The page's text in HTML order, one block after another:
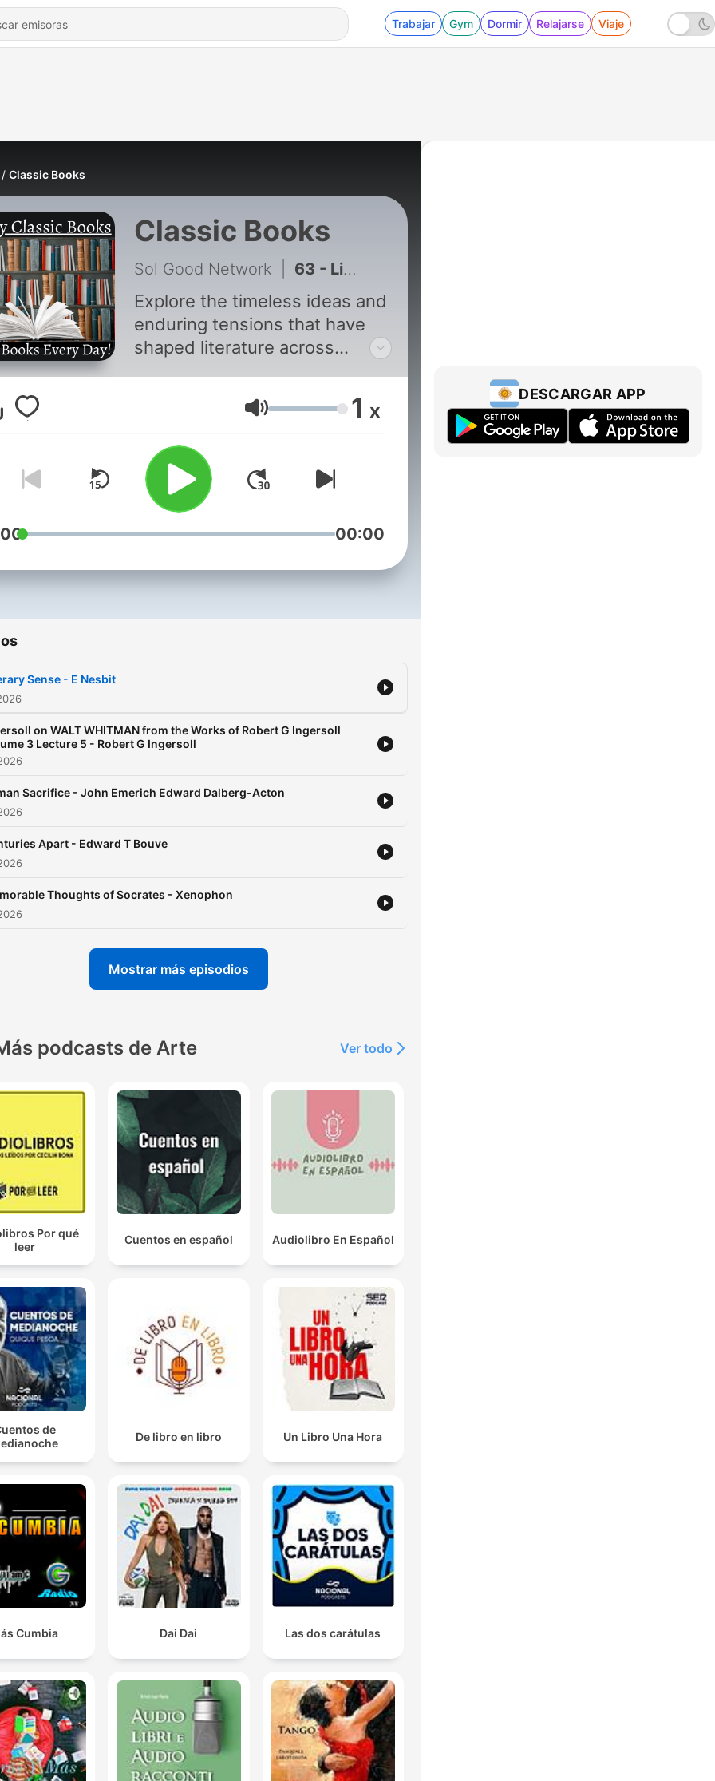
Trabajar Gym Dormir Relajarse Viaje
Classic Books
Classic Books
Sol Good Network 63 - Literary Sense - E Nesbit
Explore the timeless ideas and
enduring tensions that have
shaped literature across
into the realm of classic books,
where themes like human
norms are examined with
depth and nuance. Each week,
a new full-length audiobook
takes center stage, offering
from a different era or literary
selection of works that span
enriching experience for those
thought-provoking escape.
weekly, there's always
Volumen 1 x
00:00
Sense - E Nesbit
on WALT WHITMAN from the Works of Robert G Ingersoll
3 Lecture 5 - Robert G Ingersoll
Sacrifice - John Emerich Edward Dalberg-Acton
Apart - Edward T Bouve
Thoughts of Socrates - Xenophon
Mostrar más episodios
podcasts de Arte Ver todo
Por qué
leer
Cuentos en español Audiolibro En Español
de
De libro en libro Un Libro Una Hora
Cumbia Dai Dai Las dos carátulas
DESCARGAR APP